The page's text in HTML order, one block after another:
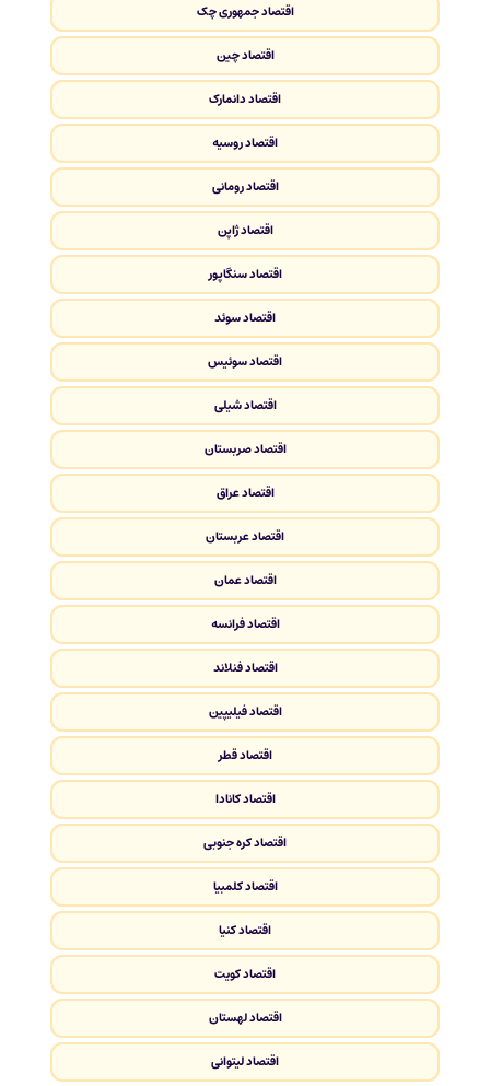
اقتصاد جمهوری چک
اقتصاد چین
اقتصاد دانمارک
اقتصاد روسیه
اقتصاد رومانی
اقتصاد ژاپن
اقتصاد سنگاپور
اقتصاد سوئد
اقتصاد سوئیس
اقتصاد شیلی
اقتصاد صربستان
اقتصاد عراق
اقتصاد عربستان
اقتصاد عمان
اقتصاد فرانسه
اقتصاد فنلاند
اقتصاد فیلیپین
اقتصاد قطر
اقتصاد کانادا
اقتصاد کره جنوبی
اقتصاد کلمبیا
اقتصاد کنیا
اقتصاد کویت
اقتصاد لهستان
اقتصاد لیتوانی